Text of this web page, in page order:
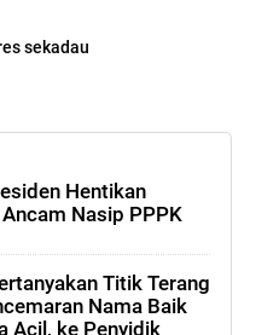
sekadau
Hentikan
Nasip PPPK
Titik Terang
Nama Baik
Acil, ke Penyidik